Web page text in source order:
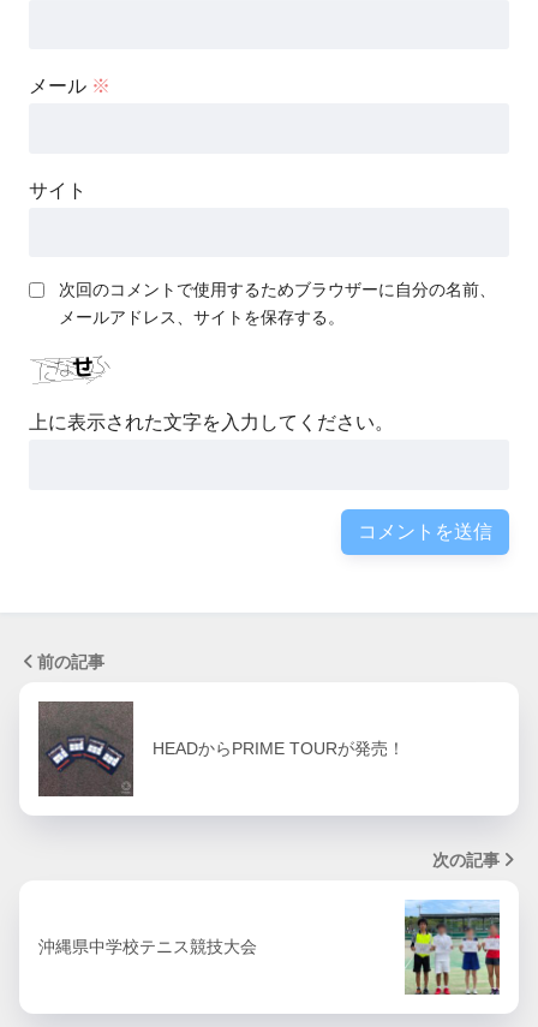
メール ※
サイト
次回のコメントで使用するためブラウザーに自分の名前、
メールアドレス、サイトを保存する。
上に表示された文字を入力してください。
前の記事
HEADからPRIME TOURが発売！
次の記事
沖縄県中学校テニス競技大会